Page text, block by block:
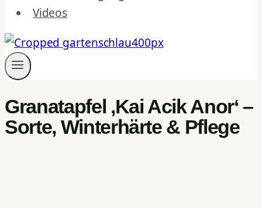
Videos
Granatapfel ‚Kai Acik Anor‘ –
Sorte, Winterhärte & Pflege